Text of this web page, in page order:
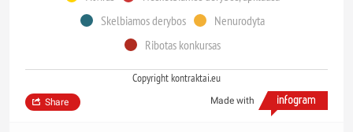
Skelbiamos derybos
Nenurodyta
Ribotas konkursas
Copyright kontraktai.eu
Made with
Share